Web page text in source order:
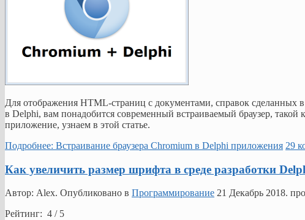
Для отображения HTML-страниц с документами, справок
в Delphi, вам понадобится современный встраиваемый браузер, такой
приложение, узнаем в этой статье.
Подробнее: Встраивание браузера Chromium в Delphi приложения 29
Как увеличить размер шрифта в среде разработки
Автор: Alex. Опубликовано в Программирование 21 Декабрь 2018.
Рейтинг: 4 / 5